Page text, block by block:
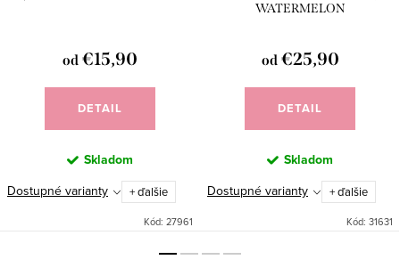
od €15,90
DETAIL
Skladom
Dostupné varianty
+ ďalšie
Kód: 27961
WATERMELON
od€25,90
DETAIL
Skladom
Dostupné varianty
+ ďalšie
Kód: 31631